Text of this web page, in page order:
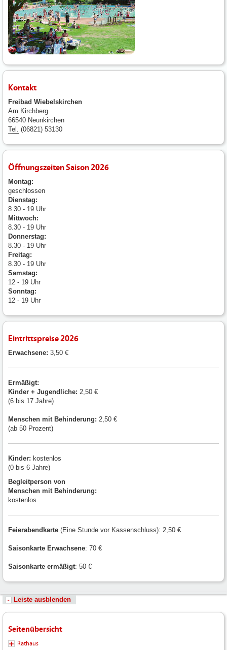
Kontakt
Freibad Wiebelskirchen
Am Kirchberg
66540 Neunkirchen
Tel. (06821) 53130
Öffnungszeiten Saison 2026
Montag:
geschlossen
Dienstag:
8.30 - 19 Uhr
Mittwoch:
8.30 - 19 Uhr
Donnerstag:
8.30 - 19 Uhr
Freitag:
8.30 - 19 Uhr
Samstag:
12 - 19 Uhr
Sonntag:
12 - 19 Uhr
Eintrittspreise 2026
Erwachsene: 3,50 €
Ermäßigt:
Kinder + Jugendliche: 2,50 €
(6 bis 17 Jahre)
Menschen mitBehinderung: 2,50 €
(ab 50 Prozent)
Kinder: kostenlos
(0 bis 6 Jahre)
Begleitperson von
Menschen mit Behinderung:
kostenlos
Feierabendkarte (Eine Stunde vor Kassenschluss): 2,50 €
Saisonkarte Erwachsene: 70 €
Saisonkarte ermäßigt: 50 €
Leiste ausblenden
Seitenübersicht
Rathaus